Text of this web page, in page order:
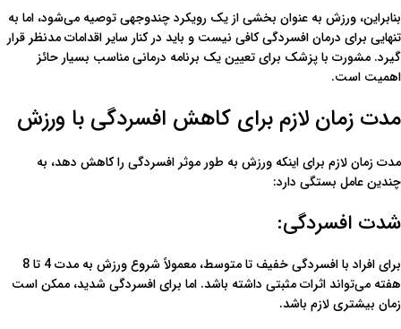
بنابراین، ورزش به عنوان بخشی از یک رویکرد چندوجهی توصیه می‌شود، اما به
تنهایی برای درمان افسردگی کافی نیست و باید در کنار سایر اقدامات مدنظر قرار
گیرد. مشورت با پزشک برای تعیین یک برنامه درمانی مناسب بسیار حائز
اهمیت است.
مدت زمان لازم برای کاهش افسردگی با ورزش
مدت زمان لازم برای اینکه ورزش به طور موثر افسردگی را کاهش دهد، به
چندین عامل بستگی دارد:
شدت افسردگی:
برای افراد با افسردگی خفیف تا متوسط، معمولاً شروع ورزش به مدت 4 تا 8
هفته می‌تواند اثرات مثبتی داشته باشد. اما برای افسردگی شدید، ممکن است
زمان بیشتری لازم باشد.